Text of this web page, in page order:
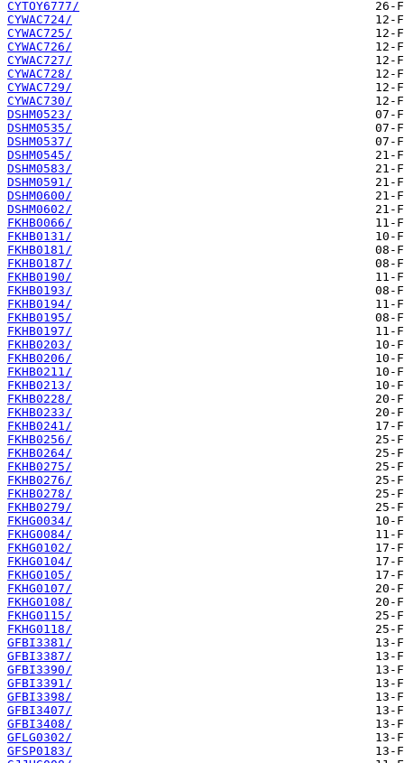
CYTOY6777/
CYWAC724/
CYWAC725/
CYWAC726/
CYWAC727/
CYWAC728/
CYWAC729/
CYWAC730/
DSHM0523/
DSHM0535/
DSHM0537/
DSHM0545/
DSHM0583/
DSHM0591/
DSHM0600/
DSHM0602/
FKHB0066/
FKHB0131/
FKHB0181/
FKHB0187/
FKHB0190/
FKHB0193/
FKHB0194/
FKHB0195/
FKHB0197/
FKHB0203/
FKHB0206/
FKHB0211/
FKHB0213/
FKHB0228/
FKHB0233/
FKHB0241/
FKHB0256/
FKHB0264/
FKHB0275/
FKHB0276/
FKHB0278/
FKHB0279/
FKHG0034/
FKHG0084/
FKHG0102/
FKHG0104/
FKHG0105/
FKHG0107/
FKHG0108/
FKHG0115/
FKHG0118/
GFBI3381/
GFBI3387/
GFBI3390/
GFBI3391/
GFBI3398/
GFBI3407/
GFBI3408/
GFLG0302/
GFSP0183/